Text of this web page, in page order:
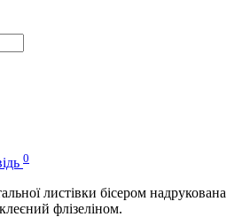
0
листівки бісером надрукована
флізеліном.